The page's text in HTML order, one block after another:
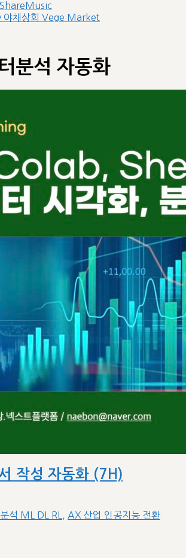
야채상회 Vege Market
분석 자동화
작성 자동화 (7H)
석 ML DL RL AX 산업 인공지능 전환